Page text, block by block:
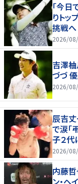
「今日
りトッ
挑戦へ
2026/
吉澤柚
づづ
2026/
辰吉
で涙「
子２代
2026/
内藤哲
ン・ヘ